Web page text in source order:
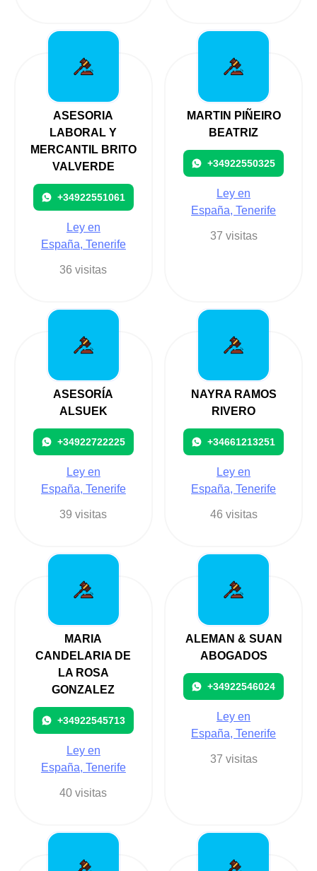
ASESORIA
LABORAL Y
MERCANTIL BRITO
VALVERDE
+34922551061
Ley en
España, Tenerife
36 visitas
MARTIN PIÑEIRO
BEATRIZ
+34922550325
Ley en
España, Tenerife
37 visitas
ASESORÍA
ALSUEK
+34922722225
Ley en
España, Tenerife
39 visitas
NAYRA RAMOS
RIVERO
+34661213251
Ley en
España, Tenerife
46 visitas
MARIA
CANDELARIA DE
LA ROSA
GONZALEZ
+34922545713
Ley en
España, Tenerife
40 visitas
ALEMAN & SUAN
ABOGADOS
+34922546024
Ley en
España, Tenerife
37 visitas